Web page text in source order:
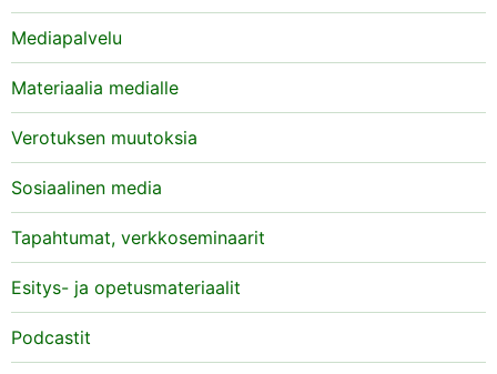
Mediapalvelu
Materiaalia medialle
Verotuksen muutoksia
Sosiaalinen media
Tapahtumat, verkkoseminaarit
Esitys- ja opetusmateriaalit
Podcastit